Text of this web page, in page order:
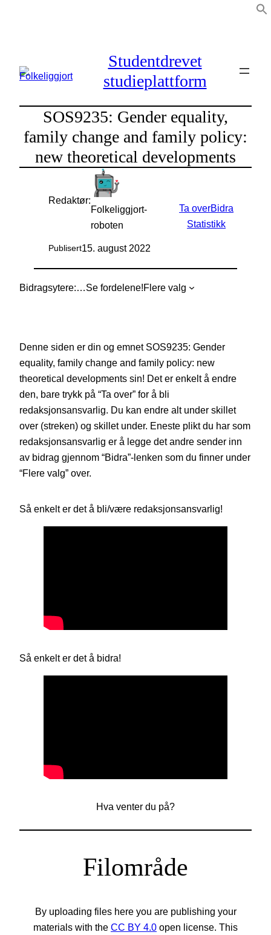
Studentdrevet
studieplattform
SOS9235: Gender equality,
family change and family policy:
new theoretical developments
Redaktør:
Folkeliggjort-
roboten
Publisert15. august 2022
Ta overBidra
Statistikk
Bidragsytere: Se fordelene!Flere valg
Denne siden er din og emnet SOS9235: Gender
equality, family change and family policy: new
theoretical developments sin! Det er enkelt å endre
den, bare trykk på “Ta over” for å bli
redaksjonsansvarlig. Du kan endre alt under skillet
over (streken) og skillet under. Eneste plikt du har som
redaksjonsansvarlig er å legge det andre sender inn
av bidrag gjennom “Bidra”-lenken som du finner under
“Flere valg” over.
Så enkelt er det å bli/være redaksjonsansvarlig!
Så enkelt er det å bidra!
Hva venter du på?
Filområde
By uploading files here you are publishing your
materials with the CC BY 4.0 open license. This